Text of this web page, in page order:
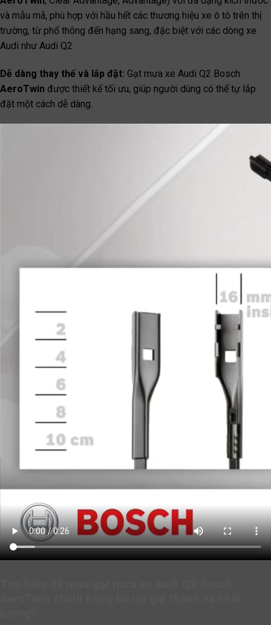
và mẫu mã, phù hợp với hầu hết các thương hiệu xe ô tô trên thị
trường, từ phổ thông đến hạng sang, đặc biệt với các dòng xe
Audi như Audi Q2
Dễ dàng thay thế và lắp đặt: Gạt mưa xe Audi Q2 Bosch
AeroTwin được thiết kế tối ưu, giúp người dùng có thể tự lắp
đặt một cách dễ dàng.